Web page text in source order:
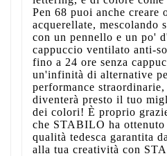
Pen 68 puoi anche creare
acquerellate, mescolando
con un pennello e un po'
cappuccio ventilato anti-
fino a 24 ore senza
un'infinità di alternative
performance
diventerà presto il tuo
dei colori! È proprio
che STABILO ha ottenuto
qualità tedesca garantita
alla tua creatività con